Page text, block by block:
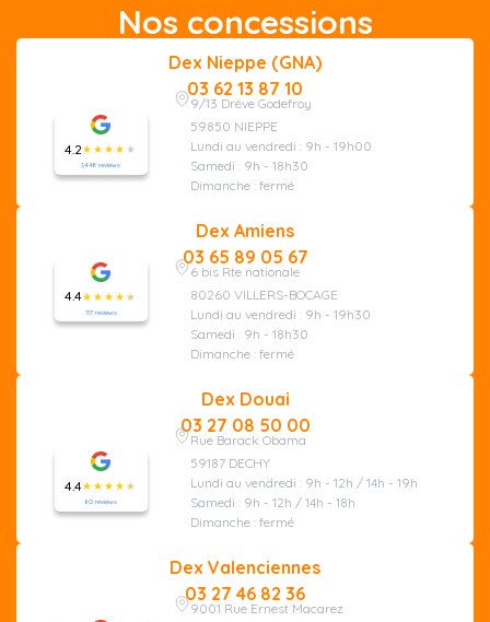
Nos concessions
Dex Nieppe (GNA)
03 62 13 87 10
4.2
1,448 reviews
9/13 Drève Godefroy
59850 NIEPPE
Lundi au vendredi : 9h - 19h00
Samedi : 9h - 18h30
Dimanche : fermé
Dex Amiens
03 65 89 05 67
4.4
117 reviews
6 bis Rte nationale
80260 VILLERS-BOCAGE
Lundi au vendredi : 9h - 19h30
Samedi : 9h - 18h30
Dimanche : fermé
Dex Douai
03 27 08 50 00
4.4
60 reviews
Rue Barack Obama
59187 DECHY
Lundi au vendredi : 9h - 12h / 14h - 19h
Samedi : 9h - 12h / 14h - 18h
Dimanche : fermé
Dex Valenciennes
03 27 46 82 36
9001 Rue Ernest Macarez